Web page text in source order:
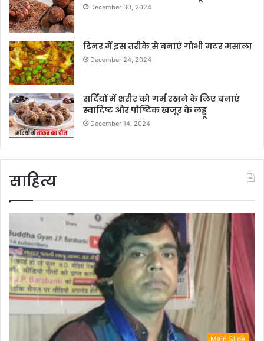
December 30, 2024
डिनर में इस तरीके से बनाएं गोभी मटर मसाला
December 24, 2024
सर्दियों में शरीर को गर्म रखने के लिए बनाएं
स्वादिष्ट और पौष्टिक खजूर के लड्डू
December 14, 2024
साहित्य
Main Slide